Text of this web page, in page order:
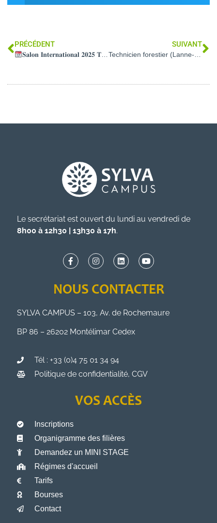
PRÉCÉDENT
𝐒𝐚𝐥𝐨𝐧 𝐈𝐧𝐭𝐞𝐫𝐧𝐚𝐭𝐢𝐨𝐧𝐚𝐥 𝟐𝟎𝟐𝟓 𝐓𝐞𝐜𝐡 & 𝐁𝐢𝐨
SUIVANT
Le secrétariat est ouvert du lundi au vendredi de
8h00 à 12h30 | 13h30 à 17h.
NOUS CONTACTER
SYLVA CAMPUS – 103, Av. de Rochemaure
BP 86 – 26202 Montélimar Cedex
Tél : +33 (0)4 75 01 34 94
Politique de confidentialité, CGV
VOS ACCÈS
Inscriptions
Organigramme des filières
Demandez un MINI STAGE
Régimes d'accueil
Tarifs
Bourses
Contact